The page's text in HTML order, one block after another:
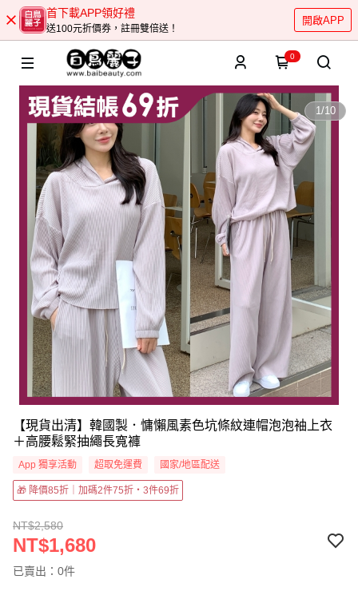
首下載APP領好禮
送100元折價券，註冊雙倍送！
開啟APP
0
1/10
【現貨出清】韓國製．慵懶風素色坑條紋連帽泡泡袖上衣
＋高腰鬆緊抽繩長寬褲
App 獨享活動 超取免運費 國家/地區配送
🎁 降價85折｜加碼2件75折・3件69折
NT$2,580
NT$1,680
已賣出：0件